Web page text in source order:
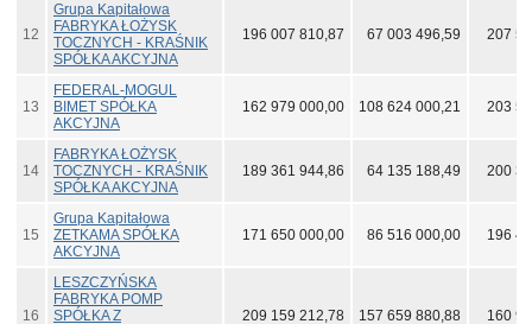
12
Grupa Kapitałowa
FABRYKA ŁOŻYSK
TOCZNYCH - KRAŚNIK
SPÓŁKA AKCYJNA
196 007 810,87 67 003 496,59 207
13
FEDERAL-MOGUL
BIMET SPÓŁKA
AKCYJNA
162 979 000,00 108 624 000,21 203
14
FABRYKA ŁOŻYSK
TOCZNYCH - KRAŚNIK
SPÓŁKA AKCYJNA
189 361 944,86 64 135 188,49 200
15
Grupa Kapitałowa
ZETKAMA SPÓŁKA
AKCYJNA
171 650 000,00 86 516 000,00 196
16
LESZCZYŃSKA
FABRYKA POMP
SPÓŁKA Z
209 159 212,78 157 659 880,88 160